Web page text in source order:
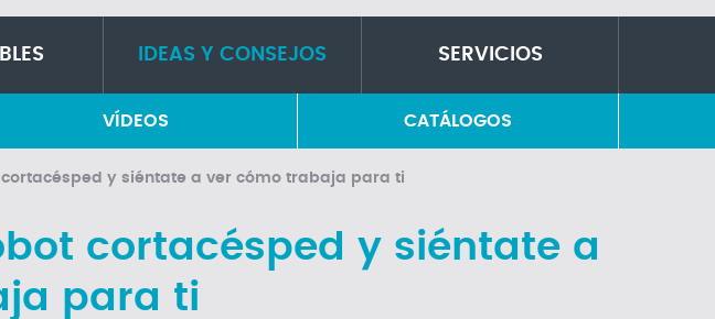
RESULTADOS DE LA BÚSQUEDA
IDEAS Y CONSEJOS
VÍDEOS CATÁLOGOS
SERVICIOS
y siéntate a ver cómo trabaja para ti
cortacésped y siéntate a
para ti